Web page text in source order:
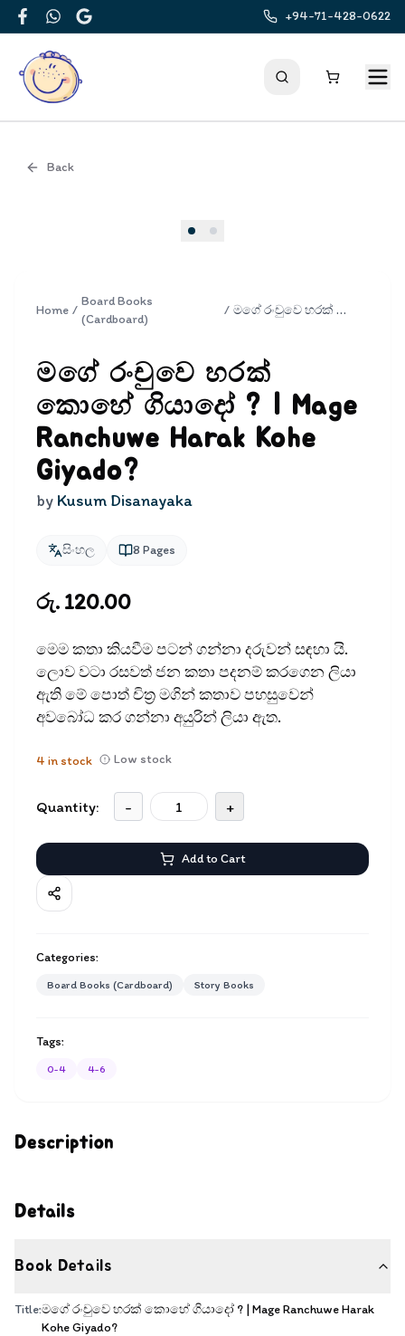
FacebookWhatsApp
Google
+94-71-428-0622
Back
Description
Details
Book Details
Title:මගේ රංචුවෙ හරක් කොහේ ගියාදෝ ? | Mage Ranchuwe Harak
Kohe Giyado?
Home /
Board Books
(Cardboard)
/ මගේ රංචුවෙ හරක් කොහේ ගියාදෝ ? | Mage Ranchuwe Harak Kohe Giyado?
මගේ රංචුවෙ හරක්
කොහේ ගියාදෝ ? | Mage
Ranchuwe Harak Kohe
Giyado?
by Kusum Disanayaka
සිංහල 8 Pages
රු. 120.00
මෙම කතා කියවීම පටන් ගන්නා දරුවන් සඳ​හා යි.
ලොව වටා රසවත් ජන කතා පදනම් කරගෙන ලියා
ඇති මේ පොත් චිත‍්‍ර මගින් කතාව පහසුවෙන්
අවබෝධ කර ගන්නා අයුරින් ලියා ඇත.
4 in stock Low stock
Quantity: - +
Add to Cart
Categories:
Board Books (Cardboard) Story Books
Tags:
0-4 4-6